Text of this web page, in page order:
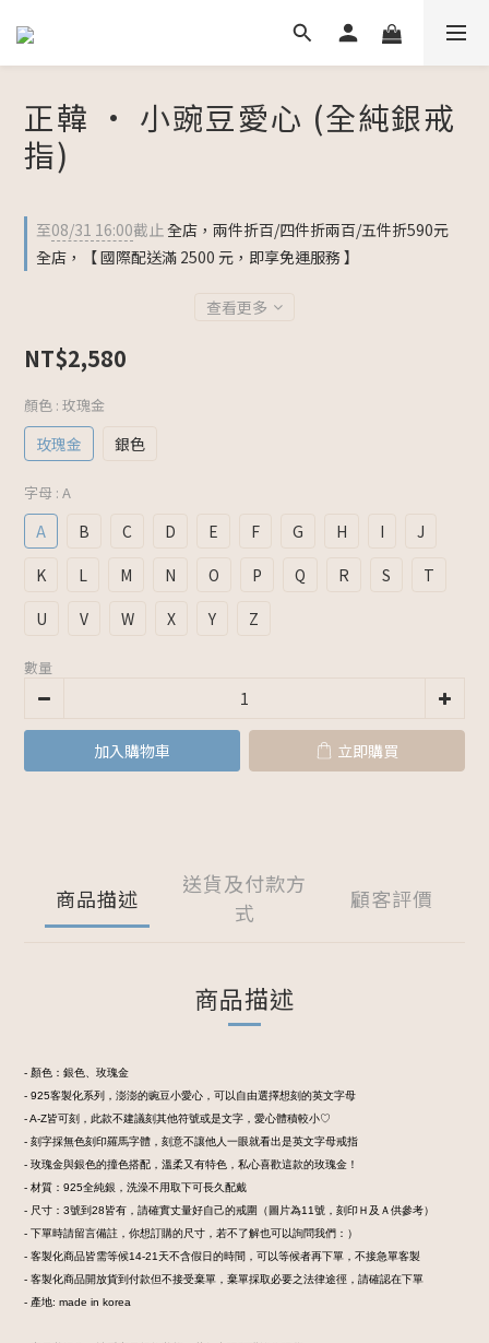
正韓 • 小豌豆愛心 (全純銀戒
指)
至08/31 16:00截止全店，兩件折百/四件折兩百/五件折590元
全店，【 國際配送滿 2500 元，即享免運服務 】
查看更多
NT$2,580
顏色 : 玫瑰金
玫瑰金 銀色
字母 : A
A B C D E F G H I
J
K
L M N O P Q R S
T
U
V W X Y Z
數量
加入購物車 立即購買
商品描述
送貨及付款方
式
顧客評價
商品描述
- 顏色：銀色、玫瑰金
- 925客製化系列，澎澎的豌豆小愛心，可以自由選擇想刻的英文字母
- A-Z皆可刻，此款不建議刻其他符號或是文字，愛心體積較小♡
- 刻字採無色刻印羅馬字體，刻意不讓他人一眼就看出是英文字母戒指
- 玫瑰金與銀色的撞色搭配，溫柔又有特色，私心喜歡這款的玫瑰金！
- 材質：925全純銀，洗澡不用取下可長久配戴
- 尺寸：3號到28皆有，請確實丈量好自己的戒圍（圖片為11號，刻印Ｈ及Ａ供參考）
- 下單時請留言備註，你想訂購的尺寸，若不了解也可以詢問我們：）
- 客製化商品皆需等候14-21天不含假日的時間，可以等候者再下單，不接急單客製
- 客製化商品開放貨到付款但不接受棄單，棄單採取必要之法律途徑，請確認在下單
- 產地: made in korea